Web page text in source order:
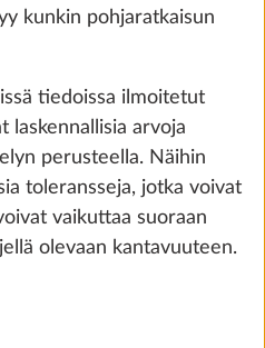
Lisääkunkin pohjaratkaisun
tiedoissa ilmoitetut
laskennallisia arvoja
perusteella. Näihin
toleransseja, jotka voivat
vaikuttaa suoraan
olevaan kantavuuteen.